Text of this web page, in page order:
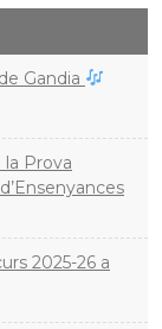
Gandia
la Prova
2025-26 a